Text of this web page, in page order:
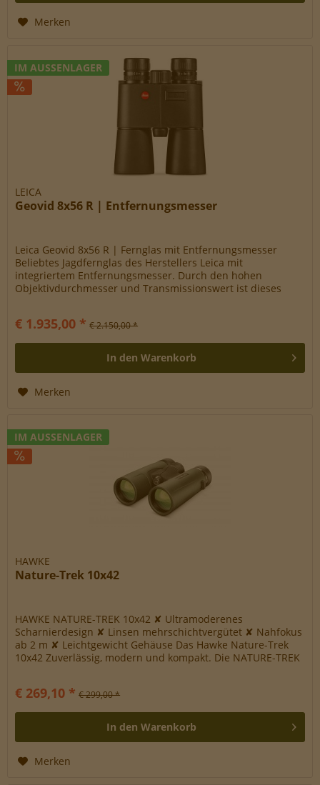
Merken
IM AUSSENLAGER
LEICA
Geovid 8x56 R | Entfernungsmesser
Leica Geovid 8x56 R | Fernglas mit Entfernungsmesser
Beliebtes Jagdfernglas des Herstellers Leica mit
integriertem Entfernungsmesser. Durch den hohen
Objektivdurchmesser und Transmissionswert ist dieses
€ 1.935,00 * € 2.150,00 *
In den Warenkorb
Merken
IM AUSSENLAGER
HAWKE
Nature-Trek 10x42
HAWKE NATURE-TREK 10x42 ✘ Ultramoderenes
Scharnierdesign ✘ Linsen mehrschichtvergütet ✘ Nahfokus
ab 2 m ✘ Leichtgewicht Gehäuse Das Hawke Nature-Trek
10x42 Zuverlässig, modern und kompakt. Die NATURE-TREK
€ 269,10 * € 299,00 *
In den Warenkorb
Merken